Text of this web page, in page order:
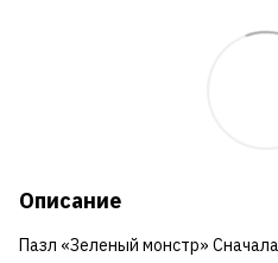
Описание
Пазл «Зеленый монстр»